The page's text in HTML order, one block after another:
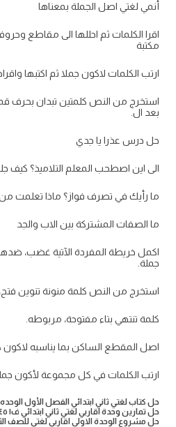
أنمي لغتي اصل الجملة بمعناها
اقرا الكلمات ثم احللها الى مقاطع وحروف
مكتبة
ارتب الكلمات لاكون جملا ثم اكتبها
استخرج من النص كلمتين تبدان
بعد ال.
حل درس عذرا يا جدي
الى اين اصطحب المعلم التلاميذ؟ كيف
ما رأيك في تصرف فواز؟ ماذا تعلمت
ما الصفات المشتركة بين الاب والجد
اكمل خريطة المفردة الآتية غضب،
جملة.
استخرج من النص كلمة منونة تنوين
كلمة تنتهي بتاء مفتوحة، مربوطه.
اصل المقطع الساكن بما يناسبه
ارتب الكلمات في كل مجموعة لأكون جملة
حل كتاب لغتي ثاني ابتدائي الفصل الأول الوحده
حل تمارين وحدة اقاربي لغتي ثاني ابتدائي ف١ ١٤٤٥
حل مشروع الوحدة الاولى اقاربي لغتي للصف